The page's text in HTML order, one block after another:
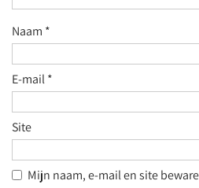
Naam *
E-mail*
Site
Mijn naam, e-mail en site